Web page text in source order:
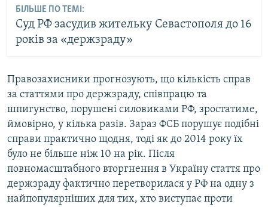
БІЛЬШЕ ПО ТЕМІ:
Суд РФ засудив жительку Севастополя до 16
років за «держзраду»
Правозахисники прогнозують, що кількість справ
за статтями про держзраду, співпрацю та
шпигунство, порушені силовиками РФ, зростатиме,
ймовірно, у кілька разів. Зараз ФСБ порушує подібні
справи практично щодня, тоді як до 2014 року їх
було не більше ніж 10 на рік. Після
повномасштабного вторгнення в Україну стаття про
держзраду фактично перетворилася у РФ на одну з
найпопулярніших для тих, хто виступає проти